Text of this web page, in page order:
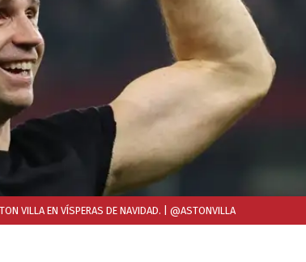
VILLA EN VÍSPERAS DE NAVIDAD. | @ASTONVILLA